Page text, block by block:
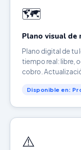
🗺️
Plano visual de
Plano digital de tu
tiempo real: libre,
cobro.
Disponible en:
⚠️